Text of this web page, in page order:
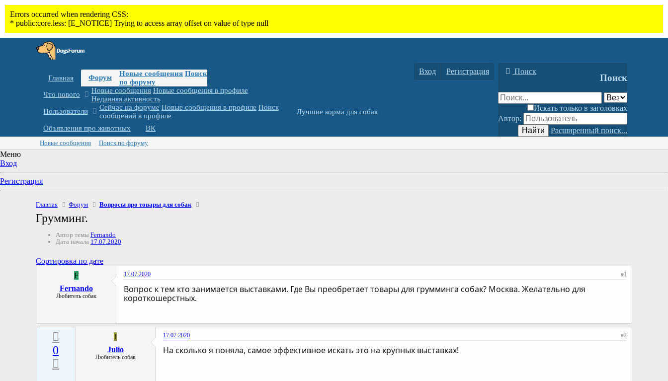
Главная Форум Новые сообщения Поиск
по форуму
Что нового
Новые сообщения Новые сообщения в профиле
Недавняя активность
Пользователи
Сейчас на форуме Новые сообщения в профиле Поиск
сообщений в профиле
Лучшие корма для собак
Объявления про животных ВК
Вход Регистрация Поиск
Поиск
Искать только в заголовках
Автор:
Найти
Расширенный поиск...
Новые сообщения Поиск по форуму
Меню
Вход
Регистрация
Главная Форум Вопросы про товары для собак
Грумминг.
Автор темы Fernando
Дата начала 17.07.2020
Сортировка по дате
F
Fernando
Любитель собак
17.07.2020 #1
Вопрос к тем кто занимается выставками. Где Вы преобретает товары для грумминга собак? Москва. Желательно для
короткошерстных.
0
J
Julio
Любитель собак
17.07.2020 #2
На сколько я поняла, самое эффективное искать это на крупных выставках!